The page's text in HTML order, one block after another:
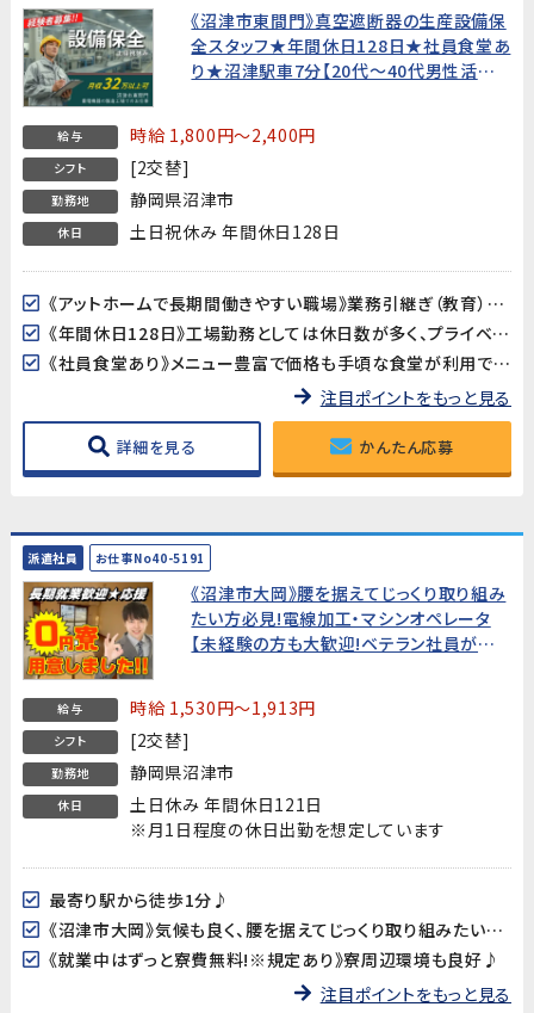
《沼津市東間門》真空遮断器の生産設備保
全スタッフ★年間休日128日★社員食堂あ
り★沼津駅車7分【20代～40代男性活躍
給与 時給 1,800円～2,400円
シフト [2交替]
勤務地 静岡県沼津市
休日 土日祝休み 年間休日128日
《アットホームで長期間働きやすい職場》業務引継ぎ（教育）がしっかりあるので、未経験の方でも安心してスタートできます。
《年間休日128日》工場勤務としては休日数が多く、プライベートの時間をしっかり確保できます。
《社員食堂あり》メニュー豊富で価格も手頃な食堂が利用できます（約500円）。
注目ポイントをもっと見る
詳細を見る かんたん応募
派遣社員 お仕事No40-5191
《沼津市大岡》腰を据えてじっくり取り組み
たい方必見!電線加工・マシンオペレータ
【未経験の方も大歓迎!ベテラン社員がマン
給与 時給 1,530円～1,913円
シフト [2交替]
勤務地 静岡県沼津市
休日
土日休み 年間休日121日
※月1日程度の休日出勤を想定しています
最寄り駅から徒歩1分♪
《沼津市大岡》気候も良く、腰を据えてじっくり取り組みたい方にオススメです!
《就業中はずっと寮費無料!※規定あり》寮周辺環境も良好♪
注目ポイントをもっと見る